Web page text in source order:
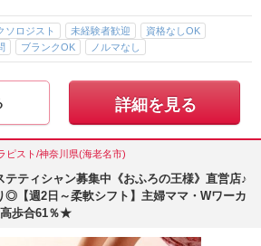
ソロジスト 未経験者歓迎
資格なしOK
ブランクOK ノルマなし
詳細を見る
ピスト/神奈川県(海老名市)
ティシャン募集中《おふろの王様》直営店♪
◎【週2日～柔軟シフト】主婦ママ・Wワーカ
歩合61％★